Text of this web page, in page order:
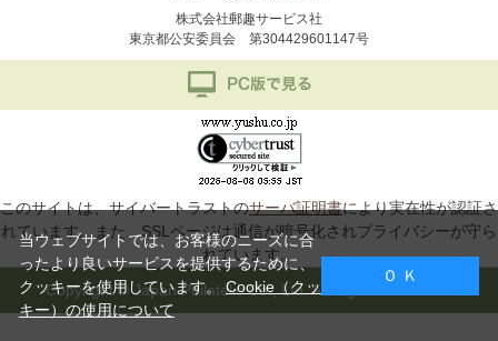
株式会社郵趣サービス社
東京都公安委員会 第304429601147号
このサイトは、サイバートラストのサーバ証明書により実在性が認証さ
れています。また、SSLページは通信が暗号化されプライバシーが守ら
れています。
Copyright © Japan Philatelic Co., Ltd. All Rights Reserved.
当ウェブサイトでは、お客様のニーズに合
ったより良いサービスを提供するために、
クッキーを使用しています。Cookie（クッ
キー）の使用について
Ｏ Ｋ